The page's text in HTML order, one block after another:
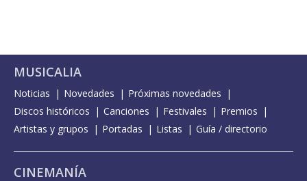
MUSICALIA
Noticias Novedades
Próximas novedades
Discos históricos
Canciones Festivales
Premios
Artistas y grupos
Portadas Listas Guía / directorio
CINEMANÍA